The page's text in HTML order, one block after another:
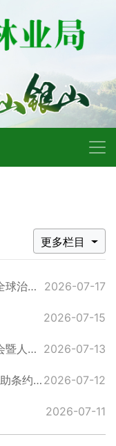
更多栏目
2026世界人工智能大会暨人工智能全球治理高级别会议主席声明（全文） 2026-07-17
2026-07-15
习近平将出席2026世界人工智能大会暨人工智能全球治理高级别会议开幕式并发表主旨讲话 2026-07-13
习近平同金正恩就《中朝友好合作互助条约》签订65周年互致贺电 2026-07-12
2026-07-11